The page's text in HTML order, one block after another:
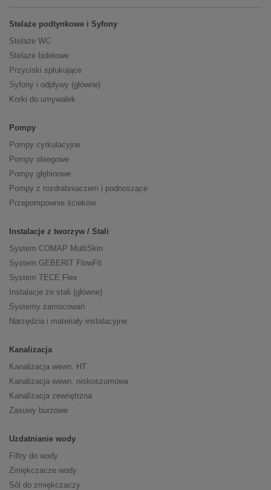
Stelaże podtynkowe i Syfony
Stelaże WC
Stelaże bidetowe
Przyciski spłukujące
Syfony i odpływy (główne)
Korki do umywalek
Pompy
Pompy cyrkulacyjne
Pompy obiegowe
Pompy głębinowe
Pompy z rozdrabniaczem i podnoszące
Przepompownie ścieków
Instalacje z tworzyw / Stali
System COMAP MultiSkin
System GEBERIT FlowFit
System TECE Flex
Instalacje ze stali (główne)
Systemy zamocowań
Narzędzia i materiały instalacyjne
Kanalizacja
Kanalizacja wewn. HT
Kanalizacja wewn. niskoszumowa
Kanalizacja zewnętrzna
Zasuwy burzowe
Uzdatnianie wody
Filtry do wody
Zmiękczacze wody
Sól do zmiękczaczy